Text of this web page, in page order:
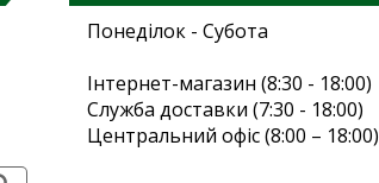
Понеділок - Субота
Інтернет-магазин (8:30 - 18:00)
Служба доставки (7:30 - 18:00)
Центральний офіс (8:00 – 18:00)